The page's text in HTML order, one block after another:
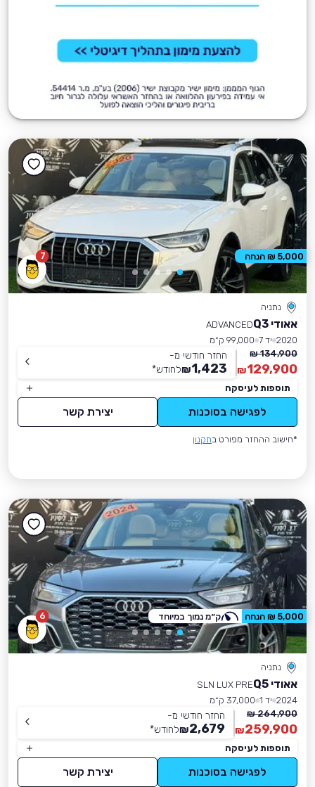
7
נתניה
אאודי Q3
ADVANCED
2020 יד 7
99,000 ק״מ
134,900 ₪
129,900
₪
החזר חודשי מ-
1,423
₪לחודש*
תוספות לעיסקה
לפגישה בסוכנות יצירת קשר
*חישוב ההחזר מפורט בתקנון
5,000 ₪ הנחה
6
נתניה
אאודי Q5
SLN LUX PRE
2024 יד 1
37,000 ק״מ
264,900 ₪
259,900
₪
החזר חודשי מ-
2,679
₪לחודש*
תוספות לעיסקה
לפגישה בסוכנות יצירת קשר
5,000 ₪ הנחה ק״מ נמוך במיוחד